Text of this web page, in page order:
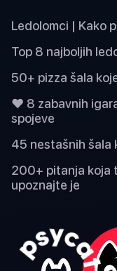
Ledolomci | Kako
Top 8 najboljih
50+ pizza šala
❤️ 8 zabavnih
spojeve
45 nestašnih šala
200+ pitanja koja
upoznajte je